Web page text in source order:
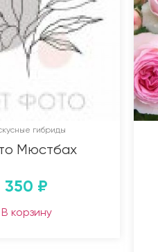
гибриды
Мюстбах
350 ₽
В корзину